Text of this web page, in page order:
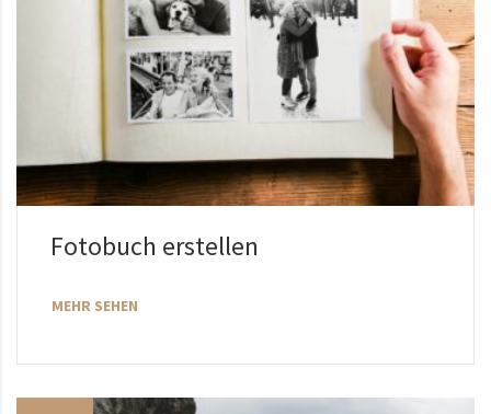
Fotobuch erstellen
MEHR SEHEN